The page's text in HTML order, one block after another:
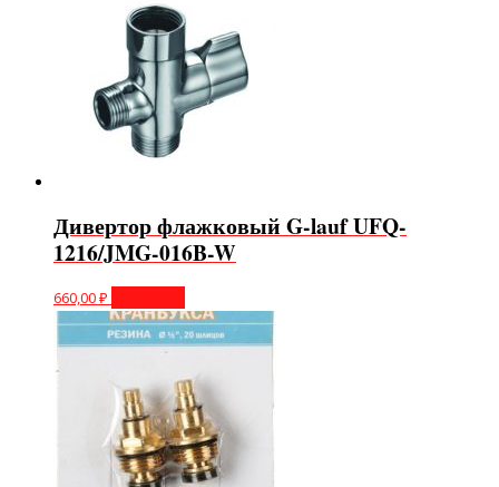
Дивертор флажковый G-lauf UFQ-
1216/JMG-016B-W
660,00₽